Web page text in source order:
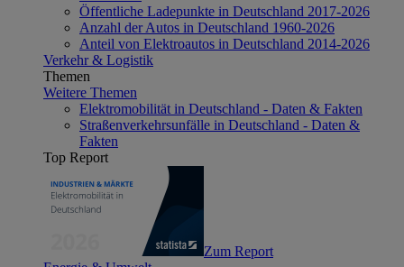
Öffentliche Ladepunkte in Deutschland 2017-2026
Anzahl der Autos in Deutschland 1960-2026
Anteil von Elektroautos in Deutschland 2014-2026
Verkehr & Logistik
Themen
Weitere Themen
Elektromobilität in Deutschland - Daten & Fakten
Straßenverkehrsunfälle in Deutschland - Daten &
Fakten
Top Report
Zum Report